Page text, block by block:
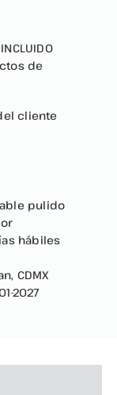
de
cliente
pulido
hábiles
CDMX
2027